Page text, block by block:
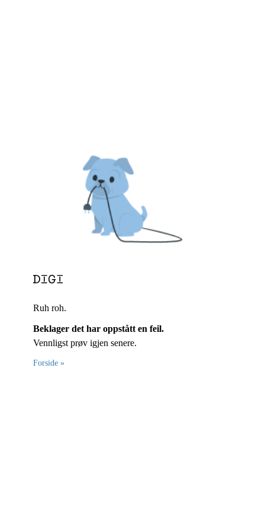
Ruh roh.
Beklager det har oppstått en feil.
Vennligst prøv igjen senere.
Forside »